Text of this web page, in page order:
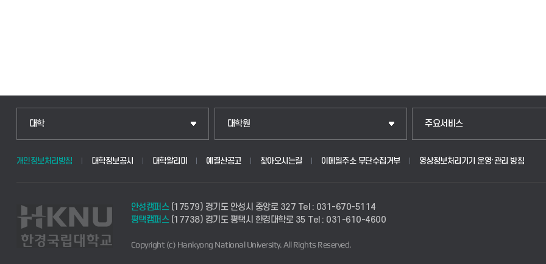
대학 대학원 주요서비스
개인정보처리방침 대학정보공시 대학알리미 예결산공고 찾아오시는길 이메일주소 무단수집거부 영상정보처리기기 운영·관리 방침
안성캠퍼스(17579) 경기도 안성시 중앙로 327 Tel : 031-670-5114
평택캠퍼스(17738) 경기도 평택시 한경대학로 35 Tel : 031-610-4600
Copyright (c) Hankyong National University. All Rights Reserved.